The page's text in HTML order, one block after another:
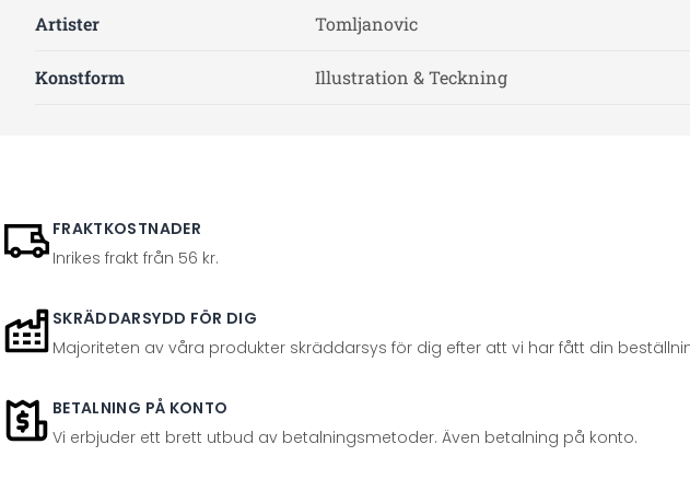
Artister Tomljanovic
Konstform Illustration & Teckning
FRAKTKOSTNADER
Inrikes frakt från 56 kr.
SKRÄDDARSYDD FÖR DIG
Majoriteten av våra produkter skräddarsys för dig efter att vi har fått din
BETALNING PÅ KONTO
Vi erbjuder ett brett utbud av betalningsmetoder. Även betalning på konto.